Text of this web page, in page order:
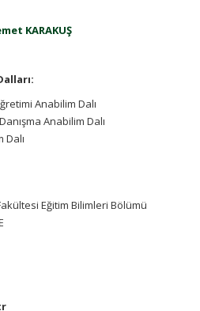
KARAKUŞ
Anabilim Dalı
Anabilim Dalı
Dalı
Eğitim Bilimleri Bölümü